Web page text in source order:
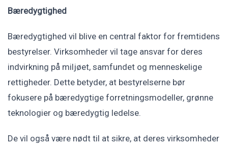
Bæredygtighed
Bæredygtighed vil blive en central faktor for fremtidens
bestyrelser. Virksomheder vil tage ansvar for deres
indvirkning på miljøet, samfundet og menneskelige
rettigheder. Dette betyder, at bestyrelserne bør
fokusere på bæredygtige forretningsmodeller, grønne
teknologier og bæredygtig ledelse.
De vil også være nødt til at sikre, at deres virksomheder